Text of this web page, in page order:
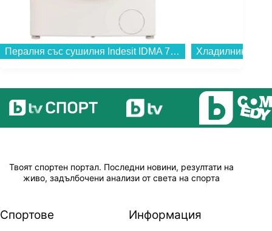
Пералня със сушилня Indesit IDMA 75624B MY TIME EE , 1400 об./мин., 5 kg, 7.00 kg, D , Бял...
Твоят спортен портал. Последни новини, резултати на
живо, задълбочени анализи от света на спорта
Спортове Информация